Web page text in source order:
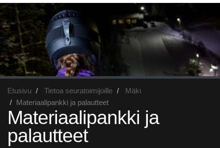
Etusivu Tietoa seuratoimijoille
Mäki
Materiaalipankki ja palautteet
Materiaalipankki ja
palautteet